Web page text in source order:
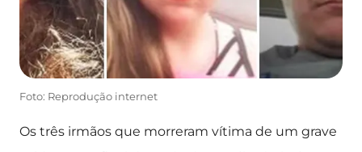
Foto: Reprodução internet
Os três irmãos que morreram vítima de um grave